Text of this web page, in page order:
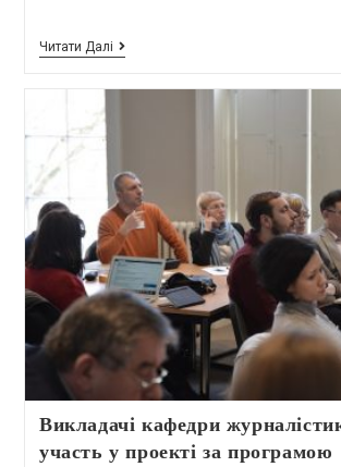
Читати Далі
Викладачі кафедри
участь у проекті за програмою